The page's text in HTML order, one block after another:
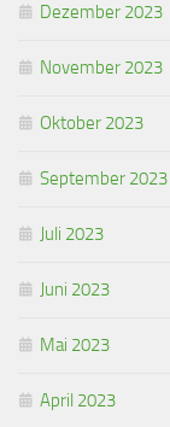
Dezember 2023
November 2023
Oktober 2023
September 2023
Juli 2023
Juni 2023
Mai 2023
April 2023